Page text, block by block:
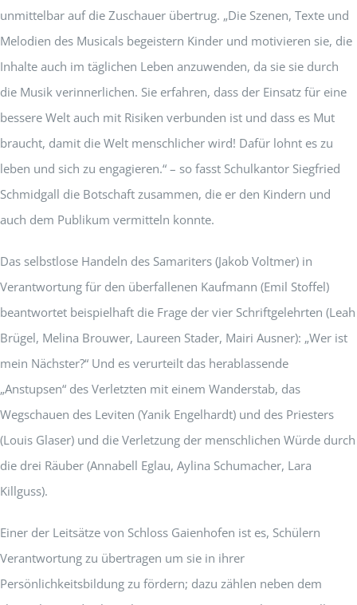
unmittelbar auf die Zuschauer übertrug. „Die Szenen, Texte und
Melodien des Musicals begeistern Kinder und motivieren sie, die
Inhalte auch im täglichen Leben anzuwenden, da sie sie durch
die Musik verinnerlichen. Sie erfahren, dass der Einsatz für eine
bessere Welt auch mit Risiken verbunden ist und dass es Mut
braucht, damit die Welt menschlicher wird! Dafür lohnt es zu
leben und sich zu engagieren.“ – so fasst Schulkantor Siegfried
Schmidgall die Botschaft zusammen, die er den Kindern und
auch dem Publikum vermitteln konnte.
Das selbstlose Handeln des Samariters (Jakob Voltmer) in
Verantwortung für den überfallenen Kaufmann (Emil Stoffel)
beantwortet beispielhaft die Frage der vier Schriftgelehrten (Leah
Brügel, Melina Brouwer, Laureen Stader, Mairi Ausner): „Wer ist
mein Nächster?“ Und es verurteilt das herablassende
„Anstupsen“ des Verletzten mit einem Wanderstab, das
Wegschauen des Leviten (Yanik Engelhardt) und des Priesters
(Louis Glaser) und die Verletzung der menschlichen Würde durch
die drei Räuber (Annabell Eglau, Aylina Schumacher, Lara
Killguss).
Einer der Leitsätze von Schloss Gaienhofen ist es, Schülern
Verantwortung zu übertragen um sie in ihrer
Persönlichkeitsbildung zu fördern; dazu zählen neben dem